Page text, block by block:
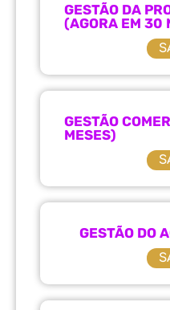
GESTÃO DO
GESTÃO
MESES)
GESTÃO DA
(AGORA EM 30